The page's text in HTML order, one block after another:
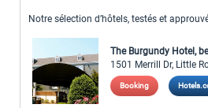
Notre sélection d’hôtels, testés et
The Burgundy Hotel,
1501 Merrill Dr, Little
Booking